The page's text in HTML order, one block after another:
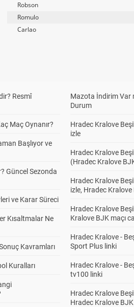
Robson
Romulo
Carlao
Resmî
Maç Oynanır?
Başlıyor ve
Güncel Sezonda
ve Karar Süreci
Kısaltmalar Ne
Kavramları
Kuralları
Mazota İndirim Var
Durum
Hradec Kralove
izle
Hradec Kralove
(Hradec Kralove
Hradec Kralove
izle, Hradec Kralove
Hradec Kralove
Kralove BJK maçı
Hradec Kralove -
Sport Plus linki
Hradec Kralove -
tv100 linki
Hradec Kralove
Hradec Kralove